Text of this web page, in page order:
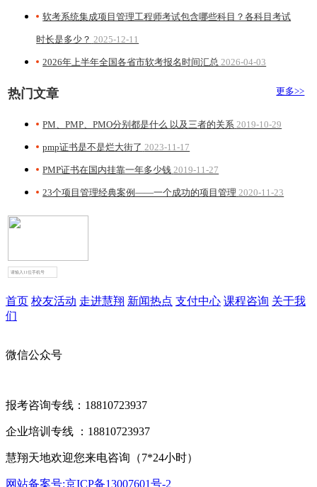
软考系统集成项目管理工程师考试包含哪些科目？各科目考试
时长是多少？ 2025-12-11
2026年上半年全国各省市软考报名时间汇总 2026-04-03
热门文章 更多>>
PM、PMP、PMO分别都是什么 以及三者的关系 2019-10-29
pmp证书是不是烂大街了 2023-11-17
PMP证书在国内挂靠一年多少钱 2019-11-27
23个项目管理经典案例——一个成功的项目管理 2020-11-23
首页 校友活动 走进慧翔 新闻热点 支付中心 课程咨询 关于我
们
微信公众号
报考咨询专线：18810723937
企业培训专线 ：18810723937
慧翔天地欢迎您来电咨询（7*24小时）
网站备案号:京ICP备13007601号-2